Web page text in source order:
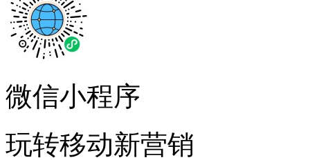
微信小程序
玩转移动新营销